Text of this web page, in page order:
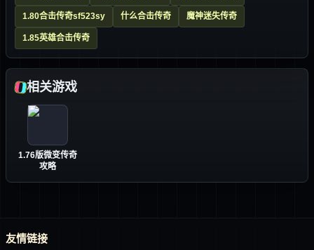
1.80合击传奇sf523sy 什么合击传奇 魔神迷失传奇
1.85英雄合击传奇
相关游戏
1.76版微变传奇
攻略
友情链接